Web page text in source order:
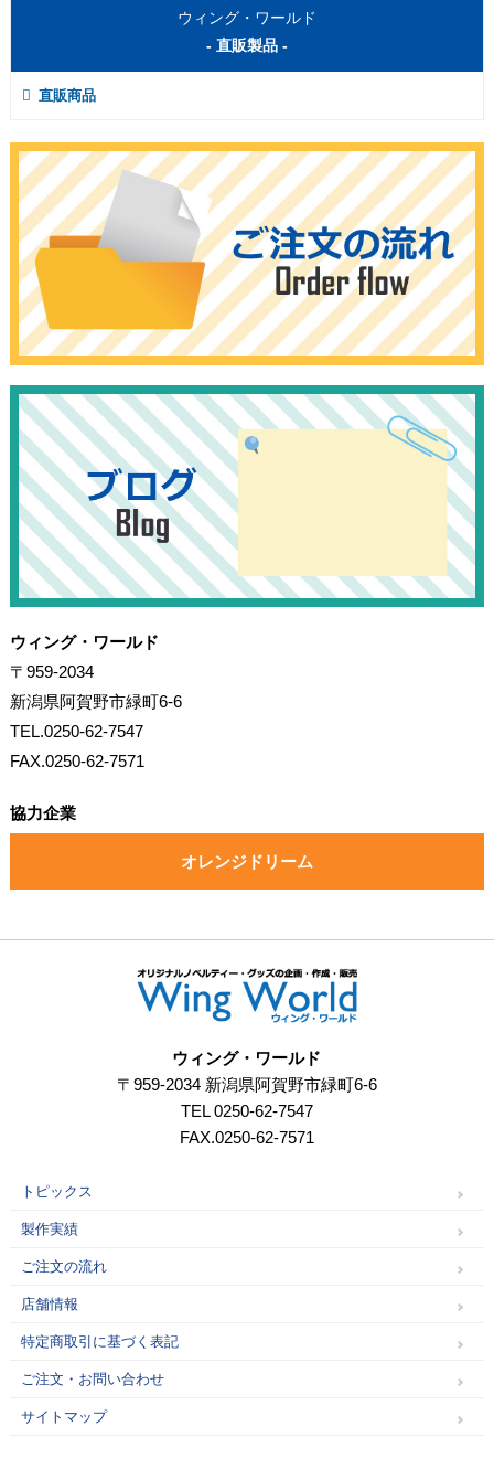
ウィング・ワールド
- 直販製品 -
直販商品
ウィング・ワールド
〒959-2034
新潟県阿賀野市緑町6-6
TEL.0250-62-7547
FAX.0250-62-7571
協力企業
オレンジドリーム
ウィング・ワールド
〒959-2034 新潟県阿賀野市緑町6-6
TEL 0250-62-7547
FAX.0250-62-7571
トピックス
製作実績
ご注文の流れ
店舗情報
特定商取引に基づく表記
ご注文・お問い合わせ
サイトマップ